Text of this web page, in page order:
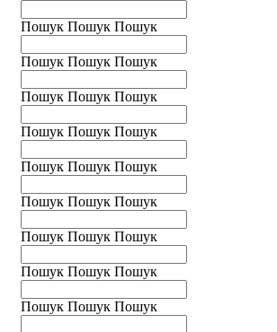
Пошук Пошук Пошук
Пошук Пошук Пошук
Пошук Пошук Пошук
Пошук Пошук Пошук
Пошук Пошук Пошук
Пошук Пошук Пошук
Пошук Пошук Пошук
Пошук Пошук Пошук
Пошук Пошук Пошук